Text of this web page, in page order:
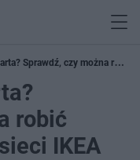
Sprawdź, czy można robić
robić
IKEA